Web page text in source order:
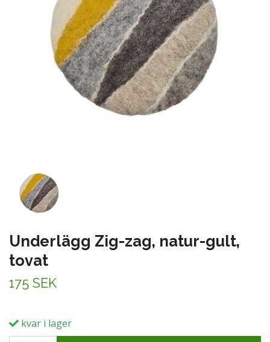
Underlägg Zig-zag, natur-gult,
tovat
175 SEK
kvar i lager